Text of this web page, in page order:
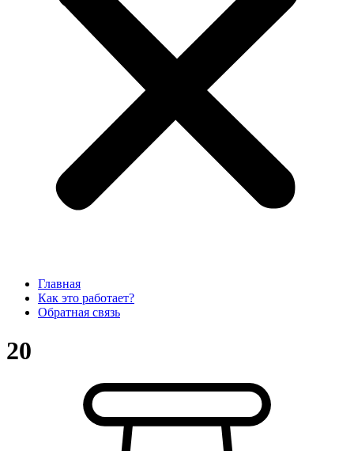
Главная
Как это работает?
Обратная связь
20